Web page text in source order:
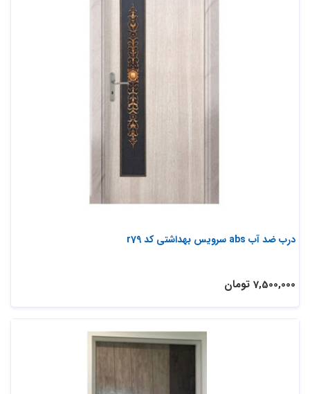
درب ضد آب abs سرویس بهداشتی کد r79
7,500,000 تومان